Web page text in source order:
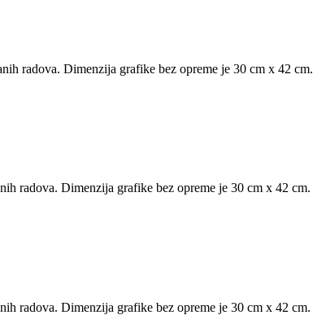
radova. Dimenzija grafike bez opreme je 30 cm x 42 cm.
radova. Dimenzija grafike bez opreme je 30 cm x 42 cm.
radova. Dimenzija grafike bez opreme je 30 cm x 42 cm.